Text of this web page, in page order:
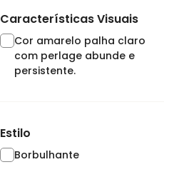
Características Visuais
Cor amarelo palha claro
com perlage abunde e
persistente.
Estilo
Borbulhante